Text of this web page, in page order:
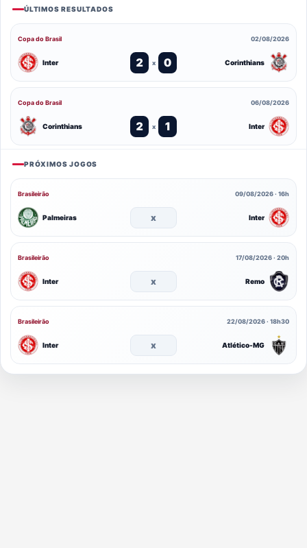
ÚLTIMOS RESULTADOS
Copa do Brasil 02/08/2026
Inter 2 x 0 Corinthians
Copa do Brasil 06/08/2026
Corinthians 2 x 1 Inter
PRÓXIMOS JOGOS
Brasileirão 09/08/2026 · 16h
Palmeiras x Inter
Brasileirão 17/08/2026 · 20h
Inter x Remo
Brasileirão 22/08/2026 · 18h30
Inter x Atlético-MG